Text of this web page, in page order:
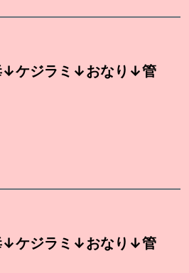
ケジラミ↓おなり↓管
ケジラミ↓おなり↓管